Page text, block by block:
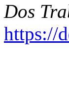
Dos
https://